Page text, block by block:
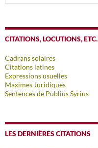
CITATIONS, LOCUTIONS, ETC.
Cadrans solaires
Citations latines
Expressions usuelles
Maximes Juridiques
Sentences de Publius Syrius
LES DERNIÈRES CITATIONS